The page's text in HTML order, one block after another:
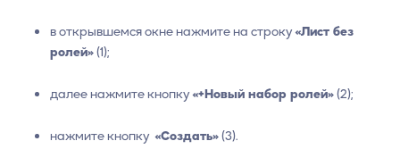
в открывшемся окне нажмите на строку«Лист без
ролей»(1);
далее нажмите кнопку«+Новый набор ролей»(2);
нажмите кнопку «Создать»(3).